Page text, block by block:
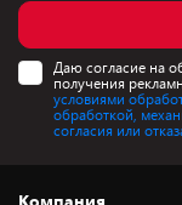
Даю согласие на
получения
условиями
обработкой,
согласия или